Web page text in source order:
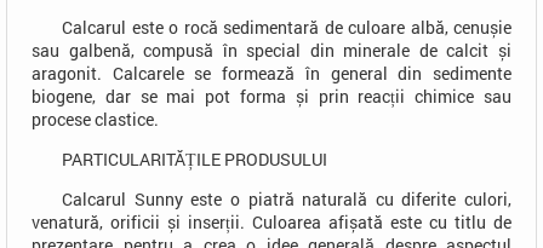
Calcarul este o rocă sedimentară de culoare albă, cenușie
sau galbenă, compusă în special din minerale de calcit și
aragonit. Calcarele se formează în general din sedimente
biogene, dar se mai pot forma și prin reacții chimice sau
procese clastice.
PARTICULARITĂȚILE PRODUSULUI
Calcarul Sunny este o piatră naturală cu diferite culori,
venatură, orificii și inserții. Culoarea afișată este cu titlu de